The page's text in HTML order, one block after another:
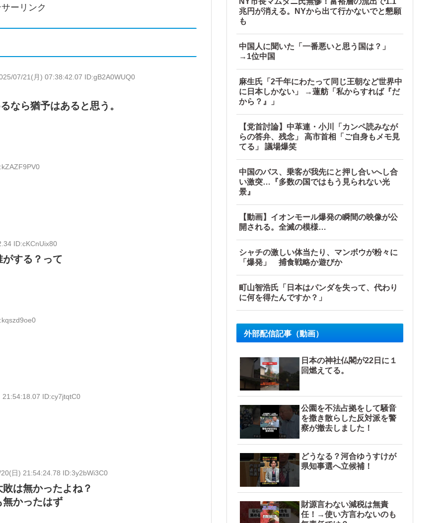
ーリンク
07/21(月) 07:38:42.07 ID:gB2A0WUQ0
なら猶予はあると思う。
ID:cKCnUix80
する？って
ID:cy7jtqtC0
日) 21:54:24.78 ID:3y2bWi3C0
は無かったよね？
かったはず
兆円が消える。NYから出て行かないでと懇願
も
中国人に聞いた「一番悪いと思う国は？」
→1位中国
麻生氏「2千年にわたって同じ王朝など世界中
に日本しかない」 →蓮舫「私からすれば『だ
から？』」
【党首討論】中革連・小川「カンペ読みなが
らの答弁、残念」 高市首相「ご自身もメモ見
てる」 議場爆笑
中国のバス、乗客が我先にと押し合いへし合
い激突…『多数の国ではもう見られない光
景』
【動画】イオンモール爆発の瞬間の映像が公
開される。全滅の模様…
シャチの激しい体当たり、マンボウが粉々に
「爆発」 捕食戦略か遊びか
町山智浩氏「日本はパンダを失って、代わり
に何を得たんですか？」
外部配信記事（動画）
日本の神社仏閣が22日に１
回燃えてる。
公園を不法占拠をして騒音
を撒き散らした反対派を警
察が撤去しました！
どうなる？河合ゆうすけが
県知事選へ立候補！
財源言わない減税は無責
任！→使い方言わないのも